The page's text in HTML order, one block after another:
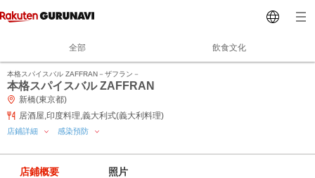
全部 飲食文化
本格スパイスバル ZAFFRAN－ザフラン－
本格スパイスバル ZAFFRAN
新橋(東京都)
居酒屋,印度料理,義大利式(義大利料理)
店鋪詳細 感染預防
店鋪概要 照片